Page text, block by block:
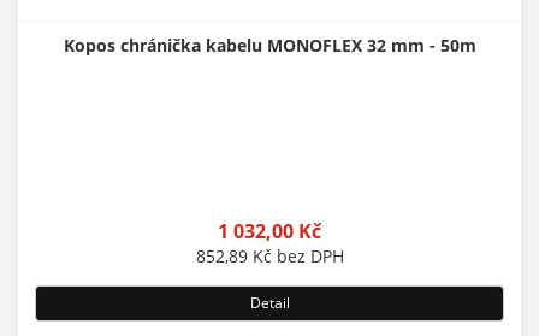
Kopos chránička kabelu MONOFLEX 32 mm - 50m
1 032,00 Kč
852,89 Kč bez DPH
Detail